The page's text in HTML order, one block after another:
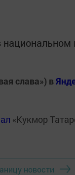
слава») в
«Кукмор
новости